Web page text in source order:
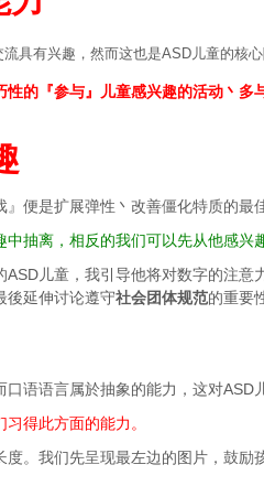
具有兴趣，然而这也是ASD儿童的核心
性的『参与』儿童感兴趣的活动丶多
便是扩展弹性丶改善僵化特质的最
抽离，相反的我们可以先从他感兴
儿童，我引导他将对数字的注
後延伸讨论遵守社会团体规范的重要
语语言属於抽象的能力，这对ASD
得此方面的能力。
。我们先呈现最左边的图片，鼓励